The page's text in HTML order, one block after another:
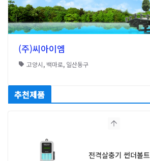
(주)씨아이엠
고양시, 백마로, 일산동구
추천제품
전격살충기 썬더볼트